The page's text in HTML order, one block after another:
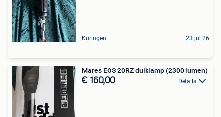
Kuringen 23 jul 26
Mares EOS 20RZ duiklamp (2300 lumen)
€ 160,00 Details